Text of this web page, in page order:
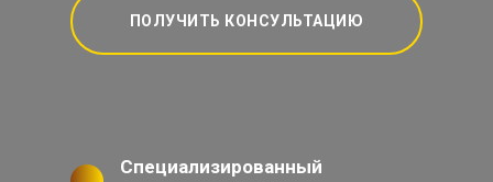
ПОЛУЧИТЬ КОНСУЛЬТАЦИЮ
Специализированный